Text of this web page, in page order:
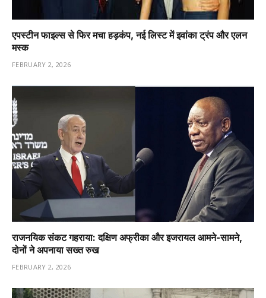
एपस्टीन फाइल्स से फिर मचा हड़कंप, नई लिस्ट में इवांका ट्रंप और एलन
मस्क
FEBRUARY 2, 2026
राजनयिक संकट गहराया: दक्षिण अफ्रीका और इजरायल आमने-सामने,
दोनों ने अपनाया सख्त रुख
FEBRUARY 2, 2026